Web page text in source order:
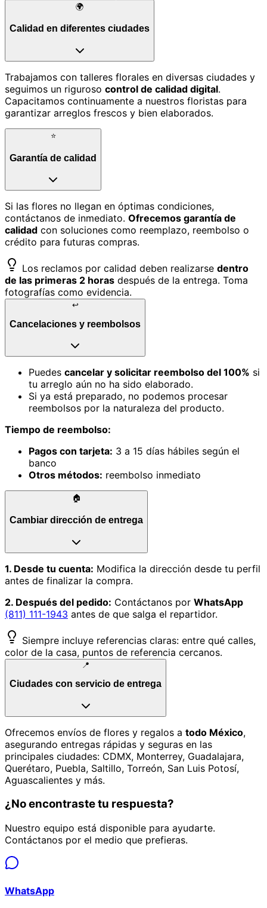
🌍
Calidad en diferentes ciudades
Trabajamos con talleres florales en diversas ciudades y
seguimos un riguroso control de calidad digital.
Capacitamos continuamente a nuestros floristas para
garantizar arreglos frescos y bien elaborados.
⭐
Garantía de calidad
Si las flores no llegan en óptimas condiciones,
contáctanos de inmediato. Ofrecemos garantía de
calidad con soluciones como reemplazo, reembolso o
crédito para futuras compras.
Los reclamos por calidad deben realizarse dentro
de las primeras 2 horas después de la entrega. Toma
fotografías como evidencia.
↩️
Cancelaciones y reembolsos
Puedes cancelar y solicitar reembolso del 100% si
tu arreglo aún no ha sido elaborado.
Si ya está preparado, no podemos procesar
reembolsos por la naturaleza del producto.
Tiempo de reembolso:
Pagos con tarjeta: 3 a 15 días hábiles según el
banco
Otros métodos: reembolso inmediato
🏠
Cambiar dirección de entrega
1. Desde tu cuenta: Modifica la dirección desde tu perfil
antes de finalizar la compra.
2. Después del pedido: Contáctanos por WhatsApp
(811) 111-1943 antes de que salga el repartidor.
Siempre incluye referencias claras: entre qué calles,
color de la casa, puntos de referencia cercanos.
📍
Ciudades con servicio de entrega
Ofrecemos envíos de flores y regalos a todo México,
asegurando entregas rápidas y seguras en las
principales ciudades: CDMX, Monterrey, Guadalajara,
Querétaro, Puebla, Saltillo, Torreón, San Luis Potosí,
Aguascalientes y más.
¿No encontraste tu respuesta?
Nuestro equipo está disponible para ayudarte.
Contáctanos por el medio que prefieras.
WhatsApp